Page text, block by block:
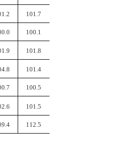
101.7
100.1
101.8
101.4
100.5
101.5
112.5